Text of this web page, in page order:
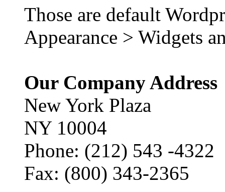
Those are default
Appearance > Widgets
Our Company Address
New York Plaza
NY 10004
Phone: (212) 543 -4322
Fax: (800) 343-2365